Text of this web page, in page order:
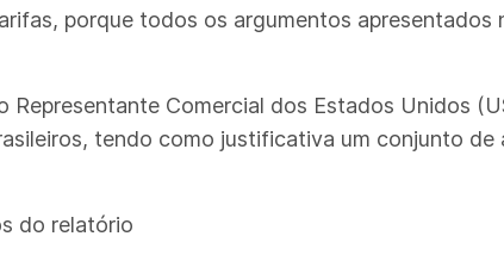
porque todos os argumentos apresentados
Representante Comercial dos Estados Unidos
tendo como justificativa um conjunto
do relatório